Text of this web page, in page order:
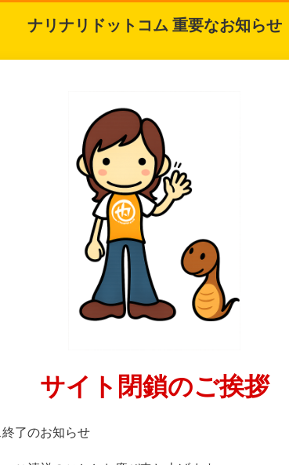
ナリナリドットコム 重要なお知らせ
サイト閉鎖のご挨拶
了のお知らせ